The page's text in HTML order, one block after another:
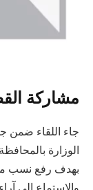
مشاركة
جاء اللقاء ضمن
الوزارة
بهدف رفع نسب